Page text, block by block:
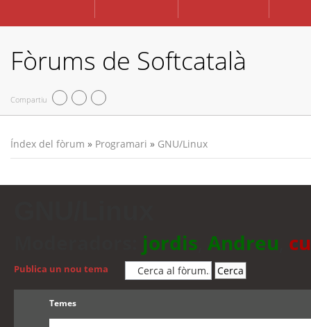
Fòrums de Softcatalà
Compartiu
Índex del fòrum » Programari » GNU/Linux
jordis Andreu
Publica un nou tema
Temes